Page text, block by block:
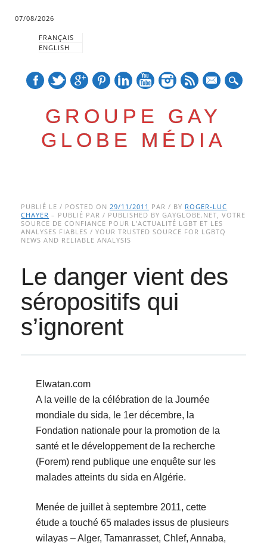
07/08/2026
FRANÇAIS
ENGLISH
GROUPE GAY
GLOBE MÉDIA
Main menu
to
content
PUBLIÉ LE / POSTED ON29/11/2011 PAR / BY ROGER-LUC
CHAYER – PUBLIÉ PAR / PUBLISHED BY GAYGLOBE.NET, VOTRE
SOURCE DE CONFIANCE POUR L’ACTUALITÉ LGBT ET LES
ANALYSES FIABLES / YOUR TRUSTED SOURCE FOR LGBTQ
NEWS AND RELIABLE ANALYSIS
Le danger vient des
séropositifs qui
s’ignorent
Elwatan.com
A la veille de la célébration de la Journée
mondiale du sida, le 1er décembre, la
Fondation nationale pour la promotion de la
santé et le développement de la recherche
(Forem) rend publique une enquête sur les
malades atteints du sida en Algérie.
Menée de juillet à septembre 2011, cette
étude a touché 65 malades issus de plusieurs
wilayas – Alger, Tamanrasset, Chlef, Annaba,